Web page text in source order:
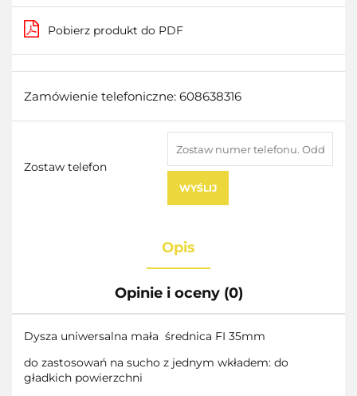
Pobierz produkt do PDF
Zamówienie telefoniczne: 608638316
Zostaw telefon
WYŚLIJ
Opis
Opinie i oceny (0)
Dysza uniwersalna mała średnica FI 35mm
do zastosowań na sucho z jednym wkładem: do
gładkich powierzchni